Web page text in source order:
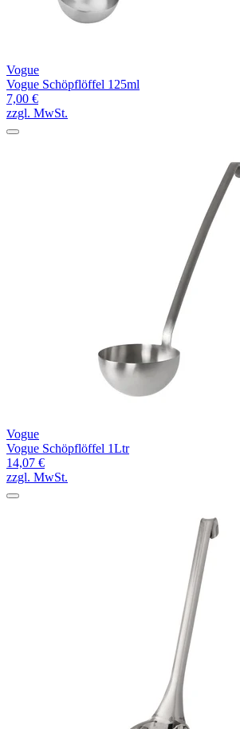
Vogue
Vogue Schöpflöffel 125ml
7,00 €
zzgl. MwSt.
Vogue
Vogue Schöpflöffel 1Ltr
14,07 €
zzgl. MwSt.